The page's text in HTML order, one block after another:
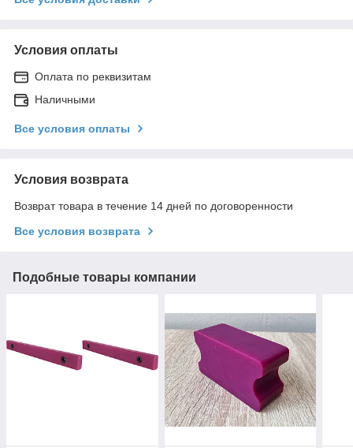
Условия оплаты
Оплата по реквизитам
Наличными
Все условия оплаты
Условия возврата
Возврат товара в течение 14 дней по договоренности
Все условия возврата
Подобные товары компании